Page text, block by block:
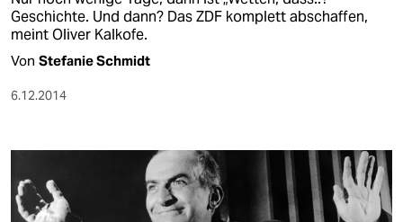
Geschichte. Und dann? Das ZDF komplett abschaffen,
meint Oliver Kalkofe.
Von Stefanie Schmidt
6.12.2014